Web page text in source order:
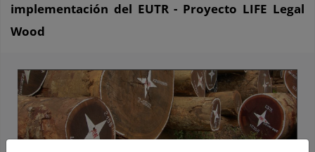
implementación del EUTR - Proyecto LIFE Legal
Wood